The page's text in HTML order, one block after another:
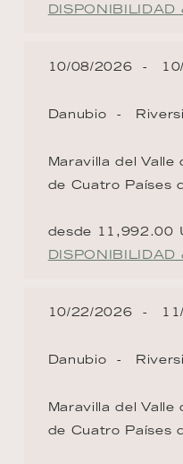
DISPONIBILIDAD
10/08/2026
Danubio
Maravilla del Valle
de Cuatro Países
desde 11,992.00
DISPONIBILIDAD
10/22/2026
Danubio
Maravilla del Valle
de Cuatro Países